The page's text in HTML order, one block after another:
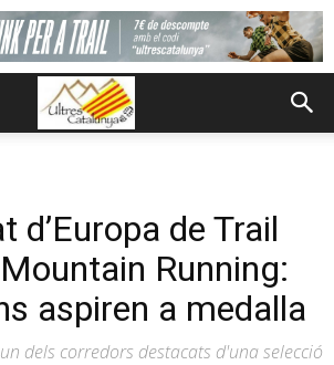
d’Europa de Trail
Running:
aspiren a medalla
dels corredors destacats d'una selecció